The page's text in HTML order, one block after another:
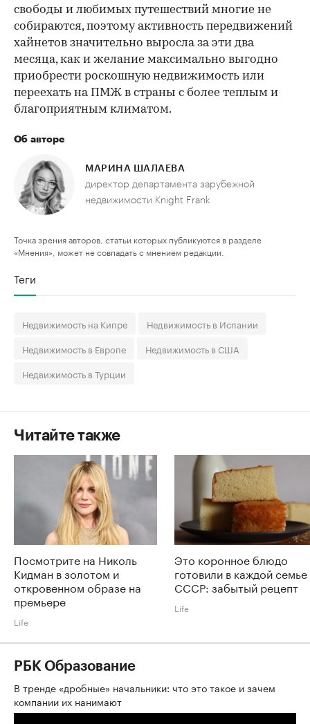
свободы и любимых путешествий многие не
собираются, поэтому активность передвижений
хайнетов значительно выросла за эти два
месяца, как и желание максимально выгодно
приобрести роскошную недвижимость или
переехать на ПМЖ в страны с более теплым и
благоприятным климатом.
Об авторе
МАРИНА ШАЛАЕВА
директор департамента зарубежной
недвижимости Knight Frank
Точка зрения авторов, статьи которых публикуются в разделе
«Мнения», может не совпадать с мнением редакции.
Теги
Недвижимость на Кипре
Недвижимость в Испании
Недвижимость в Европе
Недвижимость в США
Недвижимость в Турции
Читайте также
Посмотрите на Николь
Кидман в золотом и
откровенном образе на
премьере
Life
Это коронное блюдо
готовили в каждой семье
СССР: забытый рецепт
Life
РБК Образование
В тренде «дробные» начальники: что это такое и зачем
компании их нанимают